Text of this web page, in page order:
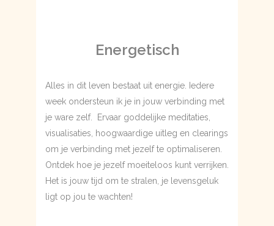
Energetisch
Alles in dit leven bestaat uit energie. Iedere
week ondersteun ik je in jouw verbinding met
je ware zelf. Ervaar goddelijke meditaties,
visualisaties, hoogwaardige uitleg en clearings
om je verbinding met jezelf te optimaliseren.
Ontdek hoe je jezelf moeiteloos kunt verrijken.
Het is jouw tijd om te stralen, je levensgeluk
ligt op jou te wachten!